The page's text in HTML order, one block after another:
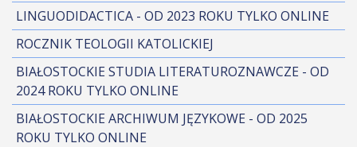
LINGUODIDACTICA - OD 2023 ROKU TYLKO ONLINE
ROCZNIK TEOLOGII KATOLICKIEJ
BIAŁOSTOCKIE STUDIA LITERATUROZNAWCZE - OD
2024 ROKU TYLKO ONLINE
BIAŁOSTOCKIE ARCHIWUM JĘZYKOWE - OD 2025
ROKU TYLKO ONLINE